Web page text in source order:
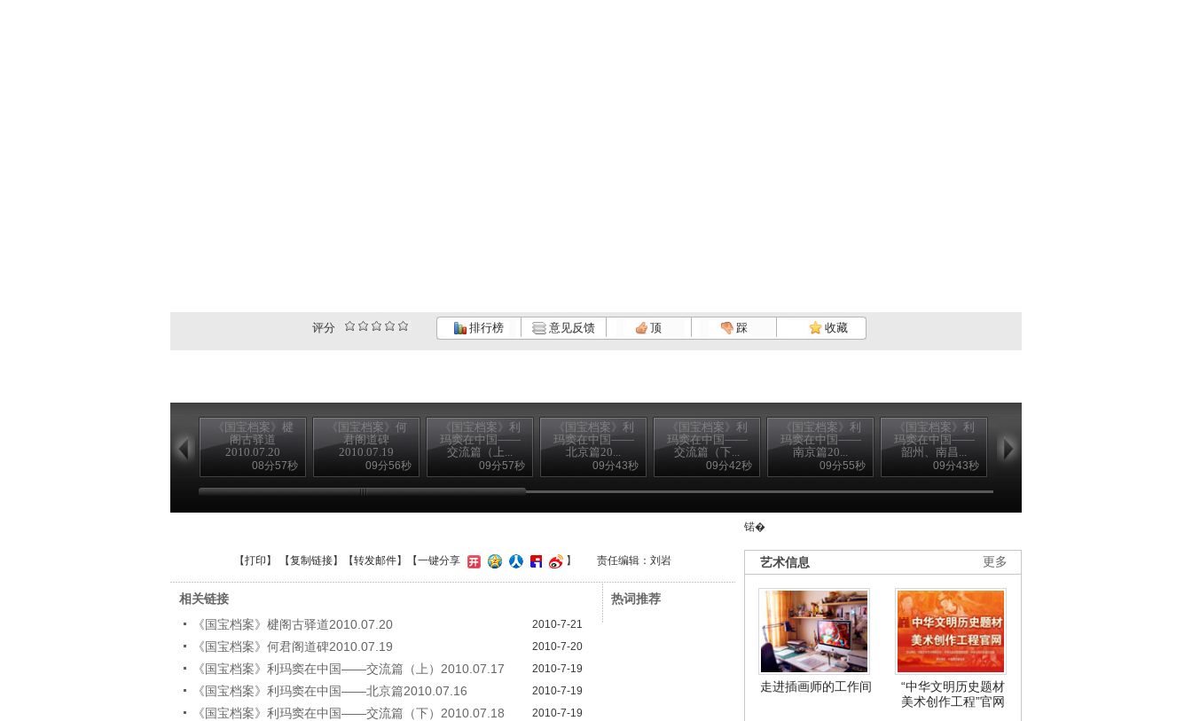
评分 排行榜 意见反馈 顶 踩 收藏
《国宝档案》楗
阁古驿道
2010.07.20
08分57秒
《国宝档案》何
君阁道碑
2010.07.19
09分56秒
《国宝档案》利
玛窦在中国——
交流篇（上...
09分57秒
《国宝档案》利
玛窦在中国——
北京篇20...
09分43秒
《国宝档案》利
玛窦在中国——
交流篇（下...
09分42秒
《国宝档案》利
玛窦在中国——
南京篇20...
09分55秒
《国宝档案》利
玛窦在中国——
韶州、南昌...
09分43秒
玛窦在中国——
锘�
更多
艺术信息
走进插画师的工作间
“中华文明历史题材
美术创作工程”官网
【打印 】 【复制链接】【转发邮件】 【一键分享 】 责任编辑：刘岩
相关链接
《国宝档案》楗阁古驿道2010.07.20
2010-7-21
《国宝档案》何君阁道碑2010.07.19 2010-7-20
《国宝档案》利玛窦在中国——交流篇（上）2010.07.17 2010-7-19
《国宝档案》利玛窦在中国——北京篇2010.07.16 2010-7-19
《国宝档案》利玛窦在中国——交流篇（下）2010.07.18 2010-7-19
热词推荐